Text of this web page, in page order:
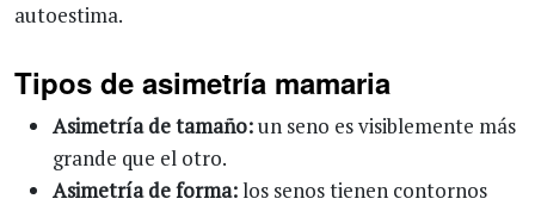
autoestima.
Tipos de asimetría mamaria
Asimetría de tamaño:un seno es visiblemente más
grande que el otro.
Asimetría de forma:los senos tienen contornos